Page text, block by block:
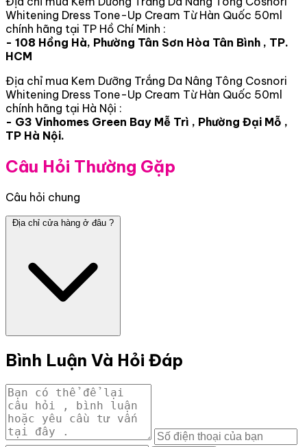
Whitening Dress Tone-Up Cream Từ Hàn Quốc 50ml
chính hãng tại TP Hồ Chí Minh :
- 108 Hồng Hà, Phường Tân Sơn Hòa Tân Bình , TP.
HCM
Địa chỉ mua Kem Dưỡng Trắng Da Nâng Tông Cosnori
Whitening Dress Tone-Up Cream Từ Hàn Quốc 50ml
chính hãng tại Hà Nội :
- G3 Vinhomes Green Bay Mễ Trì , Phường Đại Mỗ ,
TP Hà Nội.
Câu Hỏi Thường Gặp
Câu hỏi chung
Địa chỉ cửa hàng ở đâu ?
Bình Luận Và Hỏi Đáp